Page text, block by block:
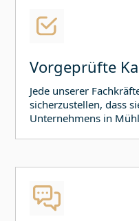
Vorgeprüfte
Jede unserer
sicherzustellen, dass
Unternehmens in